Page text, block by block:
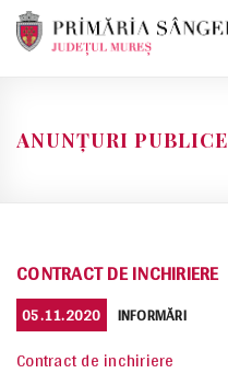
Skip
ANUNȚURI PUBLICE
CONTRACT DE INCHIRIERE
POSTED
ON
05.11.2020 CATEGORIES
INFORMĂRI
Contract de inchiriere